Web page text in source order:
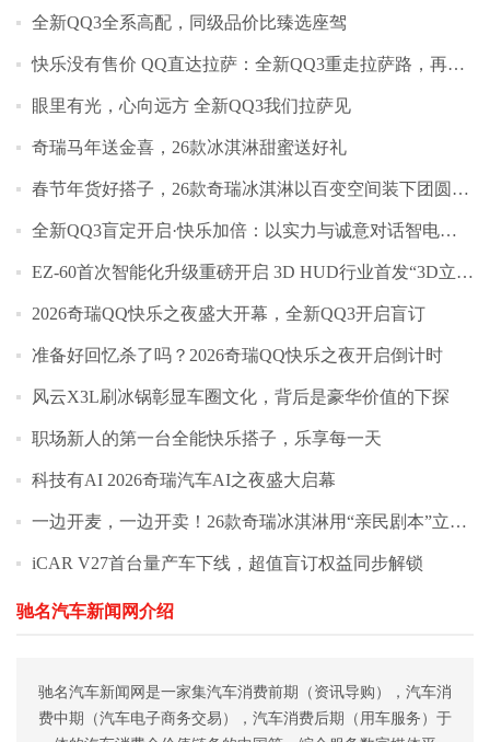
全新QQ3全系高配，同级品价比臻选座驾
快乐没有售价 QQ直达拉萨：全新QQ3重走拉萨路，再续快乐缘
眼里有光，心向远方 全新QQ3我们拉萨见
奇瑞马年送金喜，26款冰淇淋甜蜜送好礼
春节年货好搭子，26款奇瑞冰淇淋以百变空间装下团圆年味
全新QQ3盲定开启·快乐加倍：以实力与诚意对话智电时代
EZ-60首次智能化升级重磅开启 3D HUD行业首发“3D立牌指引”
2026奇瑞QQ快乐之夜盛大开幕，全新QQ3开启盲订
准备好回忆杀了吗？2026奇瑞QQ快乐之夜开启倒计时
风云X3L刷冰锅彰显车圈文化，背后是豪华价值的下探
职场新人的第一台全能快乐搭子，乐享每一天
科技有AI 2026奇瑞汽车AI之夜盛大启幕
一边开麦，一边开卖！26款奇瑞冰淇淋用“亲民剧本”立“高定人设”
iCAR V27首台量产车下线，超值盲订权益同步解锁
驰名汽车新闻网介绍
驰名汽车新闻网是一家集汽车消费前期（资讯导购），汽车消
费中期（汽车电子商务交易），汽车消费后期（用车服务）于